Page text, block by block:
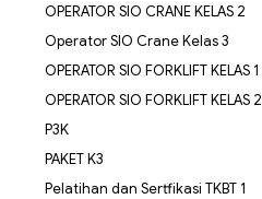
OPERATOR SIO CRANE KELAS 2
Operator SIO Crane Kelas 3
OPERATOR SIO FORKLIFT KELAS 1
OPERATOR SIO FORKLIFT KELAS 2
P3K
PAKET K3
Pelatihan dan Sertfikasi TKBT 1